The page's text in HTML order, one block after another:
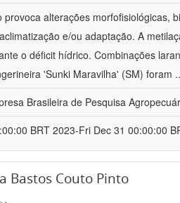
provoca alterações morfofisiológicas,
e/ou adaptação. A
o déficit hídrico. Combinações
'Sunki Maravilha' (SM) foram
Brasileira de Pesquisa
BRT 2023-Fri Dec 31 00:00:00
Bastos Couto Pinto